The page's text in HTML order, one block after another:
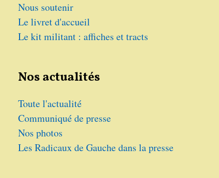
Nous soutenir
Le livret d'accueil
Le kit militant : affiches et tracts
Nos actualités
Toute l'actualité
Communiqué de presse
Nos photos
Les Radicaux de Gauche dans la presse